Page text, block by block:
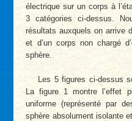
électrique sur un corps à
3 catégories ci-dessus.
résultats auxquels on arrive
et d’un corps non chargé
sphère.
Les 5 figures ci-dessus
La figure 1 montre l’effet
uniforme (représenté par
sphère absolument isolante